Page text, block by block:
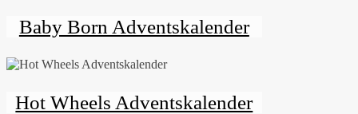
Baby Born Adventskalender
Hot Wheels Adventskalender